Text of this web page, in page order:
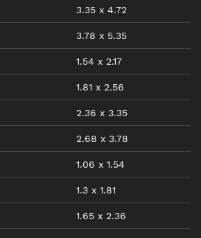
3.35 x 4.72
3.78 x 5.35
1.54 x 2.17
1.81 x 2.56
2.36 x 3.35
2.68 x 3.78
1.06 x 1.54
1.3 x 1.81
1.65 x 2.36